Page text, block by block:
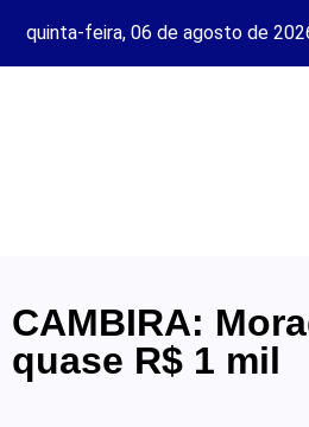
quinta-feira, 06 de agosto de
CAMBIRA:
quase R$ 1 mil